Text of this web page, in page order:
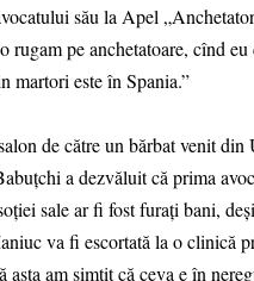
său la Apel
pe anchetatoare, cînd eu
martori este în Spania.”
de către un bărbat venit din
a dezvăluit că prima
sale ar fi fost furați bani,
va fi escortată la o clinică
am simțit că ceva e în